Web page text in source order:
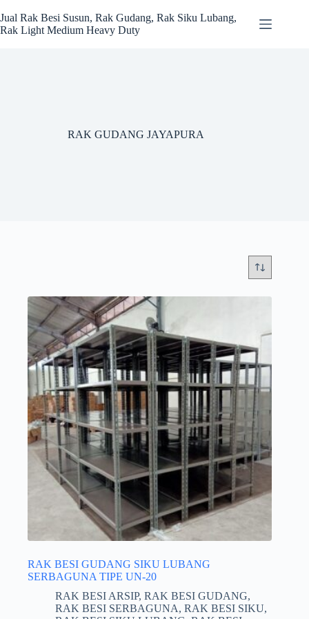
to
content
Jual Rak Besi Susun, Rak Gudang, Rak Siku Lubang,
Rak Light Medium Heavy Duty
RAK GUDANG JAYAPURA
RAK BESI GUDANG SIKU LUBANG
SERBAGUNA TIPE UN-20
RAK BESI ARSIP, RAK BESI GUDANG,
RAK BESI SERBAGUNA, RAK BESI SIKU,